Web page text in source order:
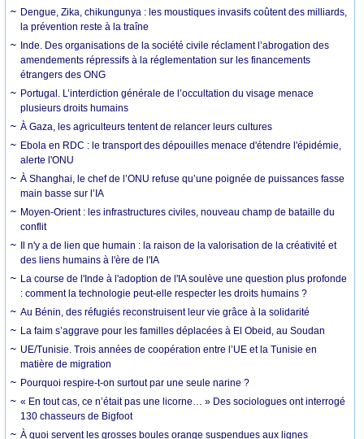
Dengue, Zika, chikungunya : les moustiques invasifs coûtent des milliards,
la prévention reste à la traîne
Inde. Des organisations de la société civile réclament l’abrogation des
amendements répressifs à la réglementation sur les financements
étrangers des ONG
Portugal. L’interdiction générale de l’occultation du visage menace
plusieurs droits humains
À Gaza, les agriculteurs tentent de relancer leurs cultures
Ebola en RDC : le transport des dépouilles menace d'étendre l'épidémie,
alerte l'ONU
À Shanghai, le chef de l’ONU refuse qu’une poignée de puissances fasse
main basse sur l’IA
Moyen-Orient : les infrastructures civiles, nouveau champ de bataille du
conflit
Il n'y a de lien que humain : la raison de la valorisation de la créativité et
des liens humains à l'ère de l'IA
La course de l'Inde à l'adoption de l'IA soulève une question plus profonde
: comment la technologie peut-elle respecter les droits humains ?
Au Bénin, des réfugiés reconstruisent leur vie grâce à la solidarité
La faim s’aggrave pour les familles déplacées à El Obeid, au Soudan
UE/Tunisie. Trois années de coopération entre l’UE et la Tunisie en
matière de migration
Pourquoi respire-t-on surtout par une seule narine ?
« En tout cas, ce n’était pas une licorne… » Des sociologues ont interrogé
130 chasseurs de Bigfoot
À quoi servent les grosses boules orange suspendues aux lignes